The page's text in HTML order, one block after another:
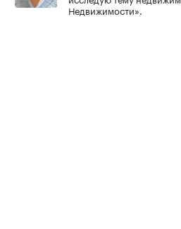
Недвижимости».